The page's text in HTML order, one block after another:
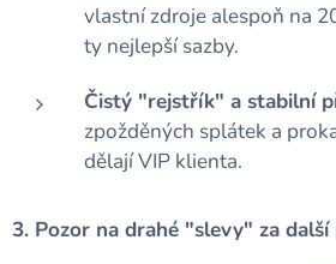
vlastní zdroje alespoň na
ty nejlepší sazby.
Čistý "rejstřík" a stabilní
zpožděných splátek a
dělají VIP klienta.
3. Pozor na drahé "slevy" za